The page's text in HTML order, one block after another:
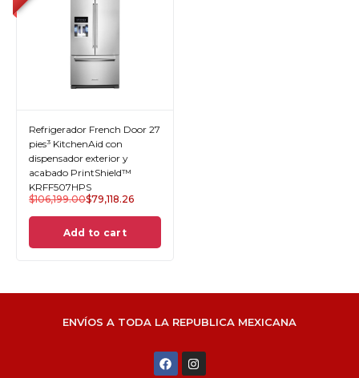
Refrigerador French Door 27
pies³ KitchenAid con
dispensador exterior y
acabado PrintShield™
KRFF507HPS
$106,199.00$79,118.26
Add to cart
ENVÍOS A TODA LA REPUBLICA MEXICANA